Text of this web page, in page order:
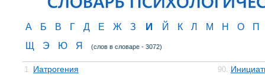
А Б В Г Д Е Ж З И Й К Л М Н О
П
Щ
Э Ю Я (слов в словаре - 3072)
1. Иатрогения 90.